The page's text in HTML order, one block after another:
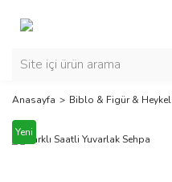
Anasayfa Biblo & Figür & Heykel
Yeni